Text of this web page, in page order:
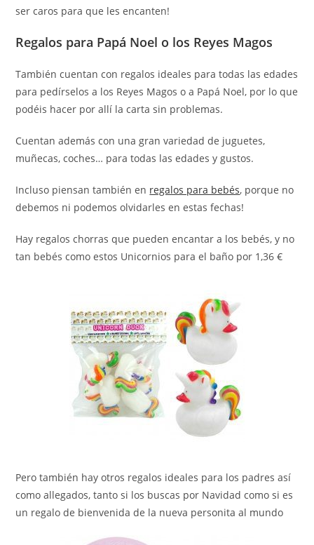
ser caros para que les encanten!
Regalos para Papá Noel o los Reyes Magos
También cuentan con regalos ideales para todas las edades
para pedírselos a los Reyes Magos o a Papá Noel, por lo que
podéis hacer por allí la carta sin problemas.
Cuentan además con una gran variedad de juguetes,
muñecas, coches… para todas las edades y gustos.
Incluso piensan también en regalos para bebés, porque no
debemos ni podemos olvidarles en estas fechas!
Hay regalos chorras que pueden encantar a los bebés, y no
tan bebés como estos Unicornios para el baño por 1,36 €
Pero también hay otros regalos ideales para los padres así
como allegados, tanto si los buscas por Navidad como si es
un regalo de bienvenida de la nueva personita al mundo